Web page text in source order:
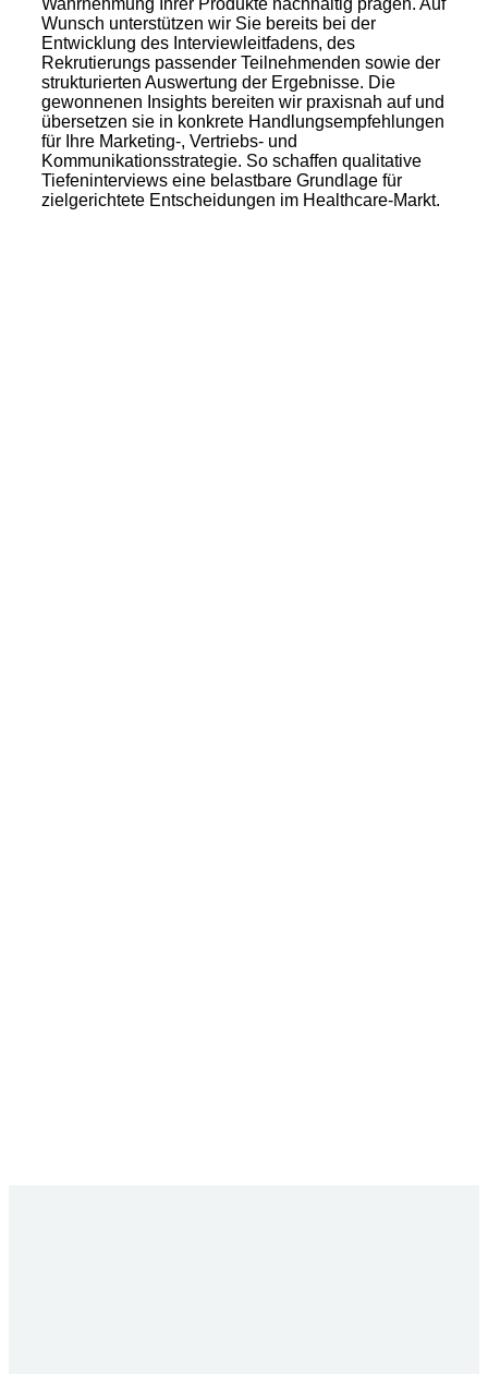
Wunsch unterstützen wir Sie bereits bei der
Entwicklung des Interviewleitfadens, des
Rekrutierungs passender Teilnehmenden sowie der
strukturierten Auswertung der Ergebnisse. Die
gewonnenen Insights bereiten wir praxisnah auf und
übersetzen sie in konkrete Handlungsempfehlungen
für Ihre Marketing-, Vertriebs- und
Kommunikationsstrategie. So schaffen qualitative
Tiefeninterviews eine belastbare Grundlage für
zielgerichtete Entscheidungen im Healthcare-Markt.